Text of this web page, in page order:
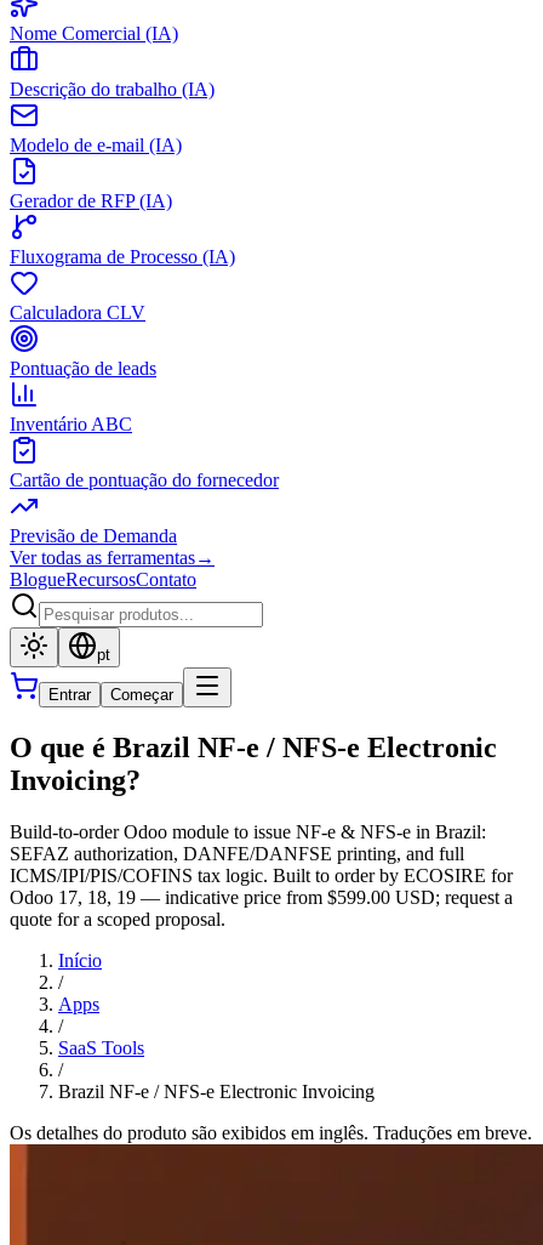
Nome Comercial (IA)
Descrição do trabalho (IA)
Modelo de e-mail (IA)
Gerador de RFP (IA)
Fluxograma de Processo (IA)
Calculadora CLV
Pontuação de leads
Inventário ABC
Cartão de pontuação do fornecedor
Previsão de Demanda
Ver todas as ferramentas→
BlogueRecursosContato
pt
Entrar Começar
O que é Brazil NF-e / NFS-e Electronic
Invoicing?
Build-to-order Odoo module to issue NF-e & NFS-e in Brazil:
SEFAZ authorization, DANFE/DANFSE printing, and full
ICMS/IPI/PIS/COFINS tax logic. Built to order by ECOSIRE for
Odoo 17, 18, 19 — indicative price from $599.00 USD; request a
quote for a scoped proposal.
Início
/
Apps
/
SaaS Tools
/
Brazil NF-e / NFS-e Electronic Invoicing
Os detalhes do produto são exibidos em inglês. Traduções em breve.